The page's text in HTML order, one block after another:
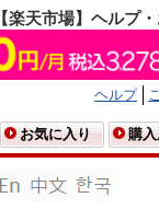
【楽天市場】ヘルプ
ヘルプ
お気に入り 購